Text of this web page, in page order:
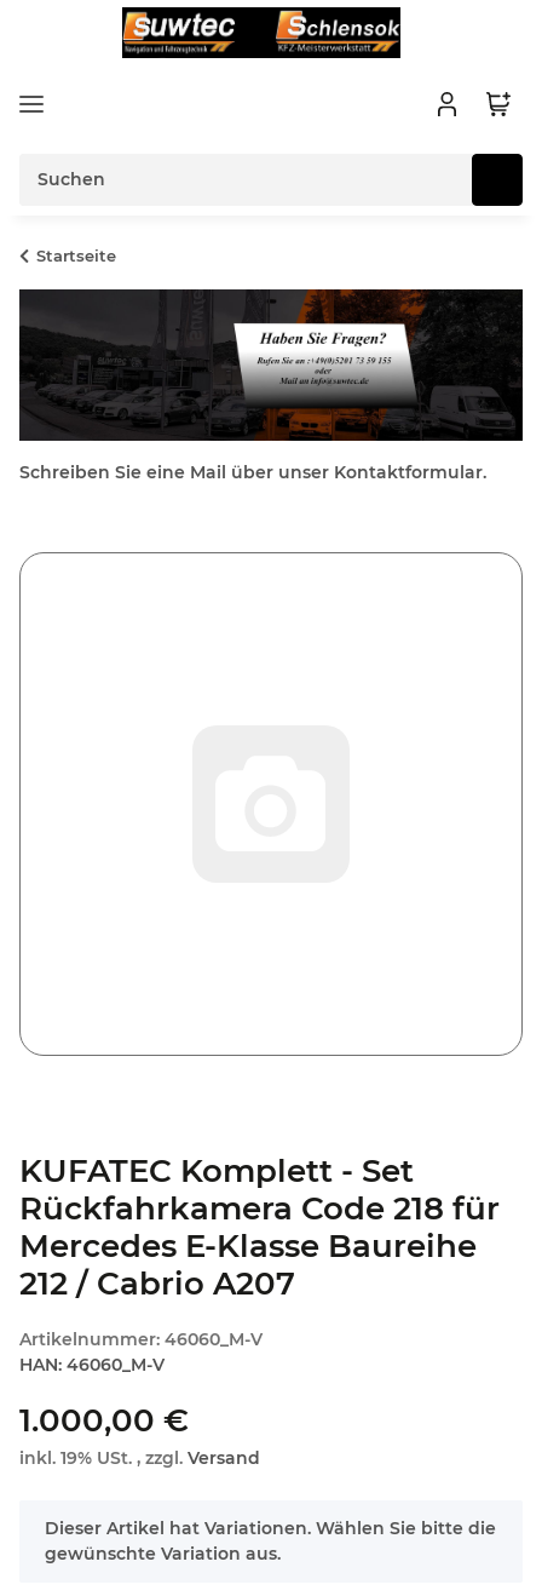
Startseite
Schreiben Sie eine Mail über unser Kontaktformular.
KUFATEC Komplett - Set
Rückfahrkamera Code 218 für
Mercedes E-Klasse Baureihe
212 / Cabrio A207
Artikelnummer: 46060_M-V
HAN: 46060_M-V
1.000,00 €
inkl. 19% USt. , zzgl. Versand
x
Dieser Artikel hat Variationen. Wählen Sie bitte die
gewünschte Variation aus.